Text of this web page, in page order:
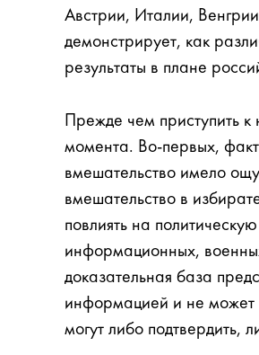
Австрии, Италии,
демонстрирует, как
результаты в плане
Прежде чем приступить
момента. Во-первых, факт
вмешательство имело
вмешательство в
повлиять на
информационных,
доказательная база
информацией и не может
могут либо подтвердить,